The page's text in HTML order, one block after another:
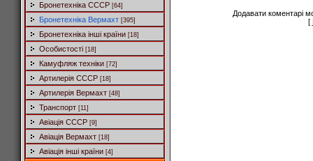
Бронетехніка СССР [64]
Бронетехніка Вермахт [395]
Бронетехніка інші країни [18]
Особистості [18]
Камуфляж техніки [72]
Артилерія СССР [18]
Артилерія Вермахт [48]
Транспорт [11]
Авіація СССР [9]
Авіація Вермахт [18]
Авіація інші країни [4]
Додавати коментарі
[